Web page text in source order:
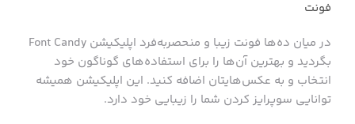
فونت
در میان ده‌ها فونت زیبا و منحصربه‌فرد اپلیکیشن Font Candy
بگردید و بهترین‌‌ آن‌ها را برای استفاده‌های گوناگون خود
انتخاب و به عکس‌هایتان اضافه کنید. این اپلیکیشن همیشه
توانایی سوپرایز کردن شما را زیبایی خود دارد.